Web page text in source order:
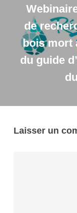
de
bois mort
du guide
Laisser un